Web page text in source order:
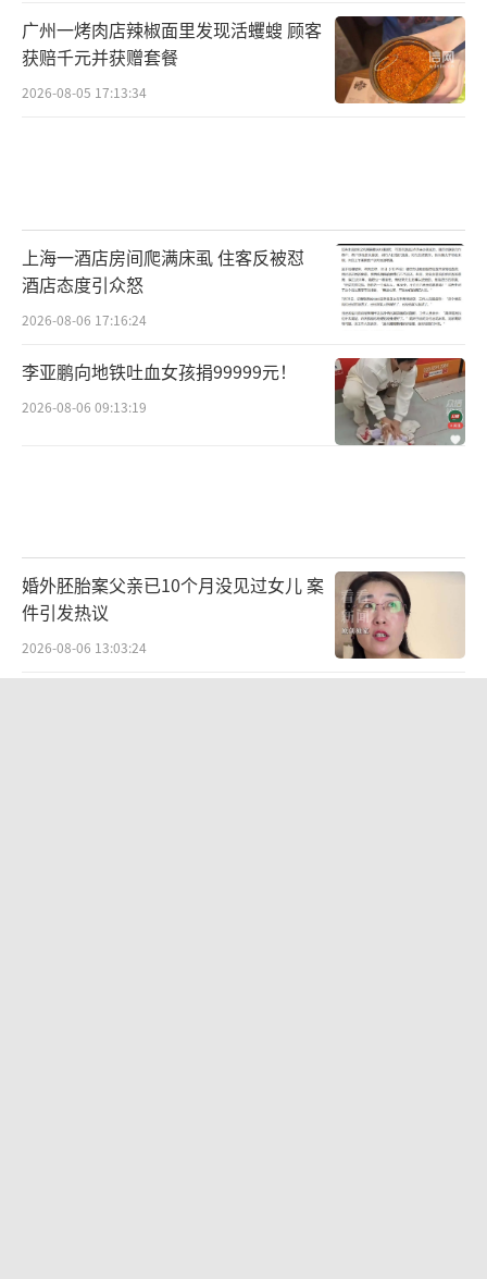
广州一烤肉店辣椒面里发现活蠼螋 顾客
获赔千元并获赠套餐
2026-08-05 17:13:34
上海一酒店房间爬满床虱 住客反被怼
酒店态度引众怒
2026-08-06 17:16:24
李亚鹏向地铁吐血女孩捐99999元！
2026-08-06 09:13:19
婚外胚胎案父亲已10个月没见过女儿 案
件引发热议
2026-08-06 13:03:24